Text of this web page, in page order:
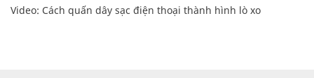
Video: Cách quấn dây sạc điện thoại thành hình lò xo